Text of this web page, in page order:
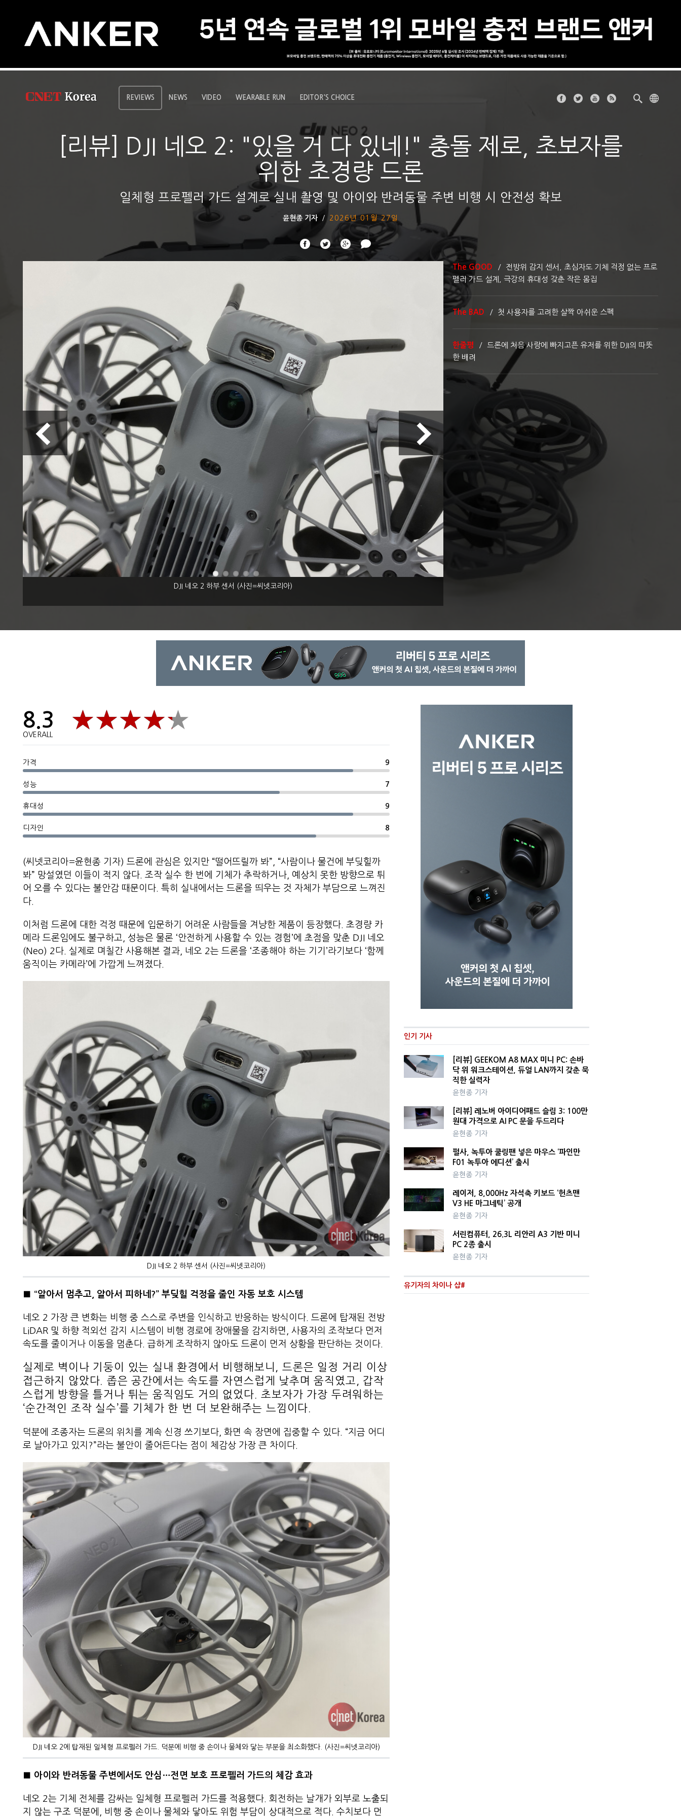
REVIEWS NEWS VIDEO WEARABLE RUN EDITOR'S CHOICE
[리뷰] DJI 네오 2: "있을 거 다 있네!" 충돌 제로, 초보자를
위한 초경량 드론
일체형 프로펠러 가드 설계로 실내 촬영 및 아이와 반려동물 주변 비행 시 안전성 확보
윤현종 기자 2026년 01월 27일
DJI 네오 2 하부 센서 (사진=씨넷코리아)
The GOOD
전방위 감지 센서, 초심자도 기체 걱정 없는 프로
펠러 가드 설계, 극강의 휴대성 갖춘 작은 몸집
The BAD 첫 사용자를 고려한 살짝 아쉬운 스펙
한줄평
드론에 처음 사랑에 빠지고픈 유저를 위한 DJI의 따뜻
한 배려
8.3
OVERALL
가격 9
성능 7
휴대성 9
디자인 8
(씨넷코리아=윤현종 기자) 드론에 관심은 있지만 “떨어뜨릴까 봐”, “사람이나 물건에 부딪힐까
봐” 망설였던 이들이 적지 않다. 조작 실수 한 번에 기체가 추락하거나, 예상치 못한 방향으로 튀
어 오를 수 있다는 불안감 때문이다. 특히 실내에서는 드론을 띄우는 것 자체가 부담으로 느껴진
다.
이처럼 드론에 대한 걱정 때문에 입문하기 어려운 사람들을 겨냥한 제품이 등장했다. 초경량 카
메라 드론임에도 불구하고, 성능은 물론 ‘안전하게 사용할 수 있는 경험’에 초점을 맞춘 DJI 네오
(Neo) 2다. 실제로 며칠간 사용해본 결과, 네오 2는 드론을 ‘조종해야 하는 기기’라기보다 ‘함께
움직이는 카메라’에 가깝게 느껴졌다.
DJI 네오 2 하부 센서 (사진=씨넷코리아)
■ “알아서 멈추고 알아서 피하네 ?” 부딪힐 걱정을 줄인 자동 보호 시스템
네오 2 가장 큰 변화는 비행 중 스스로 주변을 인식하고 반응하는 방식이다. 드론에 탑재된 전방
LiDAR 및 하향 적외선 감지 시스템이 비행 경로에 장애물을 감지하면, 사용자의 조작보다 먼저
속도를 줄이거나 이동을 멈춘다. 급하게 조작하지 않아도 드론이 먼저 상황을 판단하는 것이다.
실제로 벽이나 기둥이 있는 실내 환경에서 비행해보니, 드론은 일정 거리 이상
접근하지 않았다. 좁은 공간에서는 속도를 자연스럽게 낮추며 움직였고, 갑작
스럽게 방향을 틀거나 튀는 움직임도 거의 없었다. 초보자가 가장 두려워하는
‘순간적인 조작 실수’를 기체가 한 번 더 보완해주는 느낌이다.
덕분에 조종자는 드론의 위치를 계속 신경 쓰기보다, 화면 속 장면에 집중할 수 있다. “지금 어디
로 날아가고 있지?”라는 불안이 줄어든다는 점이 체감상 가장 큰 차이다.
DJI 네오 2에 탑재된 일체형 프로펠러 가드. 덕분에 비행 중 손이나 물체와 닿는 부분을 최소화했다. (사진=씨넷코리아)
아이와 반려동물 주변에서도 안심 …전면 보호 프로펠러 가드의 체감 효과
네오 2는 기체 전체를 감싸는 일체형 프로펠러 가드를 적용했다. 회전하는 날개가 외부로 노출되
지 않는 구조 덕분에, 비행 중 손이나 물체와 닿아도 위험 부담이 상대적으로 적다. 수치보다 먼
인기 기사
[리뷰] GEEKOM A8 MAX 미니 PC: 손바
닥 위 워크스테이션, 듀얼 LAN까지 갖춘 묵
직한 실력자
윤현종 기자
[리뷰] 레노버 아이디어패드 슬림 3: 100만
원대 가격으로 AI PC 문을 두드리다
윤현종 기자
펄사, 녹투아 쿨링팬 넣은 마우스 ‘파인만
F01 녹투아 에디션’ 출시
윤현종 기자
레이저, 8,000Hz 자석축 키보드 ‘헌츠맨
V3 HE 마그네틱’ 공개
윤현종 기자
서린컴퓨터, 26.3L 리안리 A3 기반 미니
PC 2종 출시
윤현종 기자
유기자의 차이나 샵#